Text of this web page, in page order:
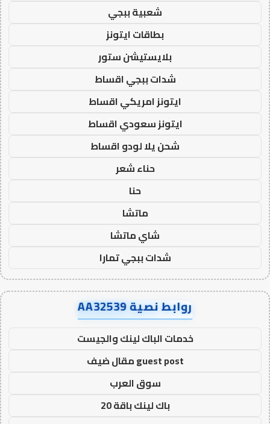
شعبية ببجي
بطاقات ايتونز
بلايستيشن ستور
شدات ببجي اقساط
ايتونز امريكي اقساط
ايتونز سعودي اقساط
شحن يلا لودو اقساط
حناء شعر
حنا
ماتشا
شاي ماتشا
شدات ببجي تمارا
روابط نصية AA32539
خدمات الباك لينك والجيست
guest post مقال ضيف
سوق العرب
باك لينك باقة 20